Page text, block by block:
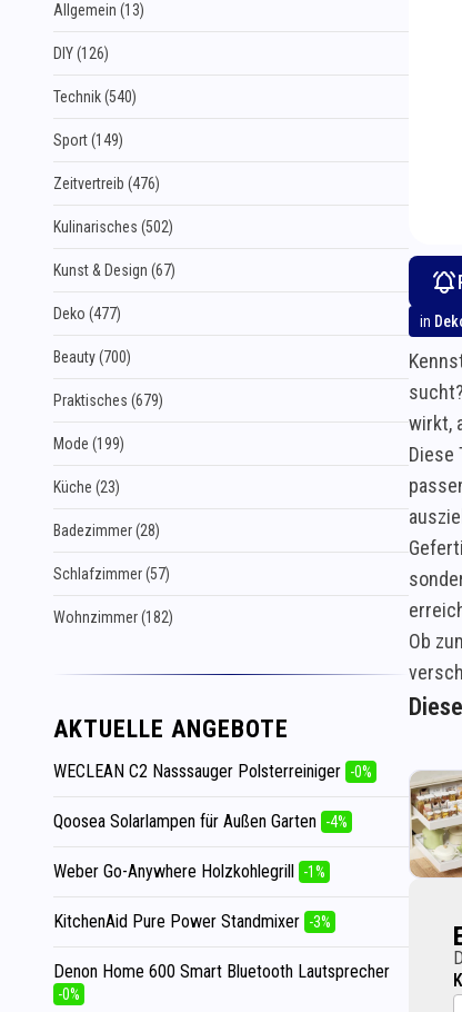
in
wirkt,
Diese
Ob
Allgemein (13)
DIY (126)
Technik (540)
Sport (149)
Zeitvertreib (476)
Kulinarisches (502)
Kunst & Design (67)
Deko (477)
Beauty (700)
Praktisches (679)
Mode (199)
Küche (23)
Badezimmer (28)
Schlafzimmer (57)
Wohnzimmer (182)
AKTUELLE ANGEBOTE
WECLEAN C2 Nasssauger Polsterreiniger -0%
Qoosea Solarlampen für Außen Garten -4%
Weber Go-Anywhere Holzkohlegrill -1%
KitchenAid Pure Power Standmixer -3%
Denon Home 600 Smart Bluetooth Lautsprecher
-0%